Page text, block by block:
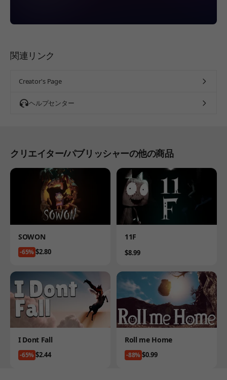
関連リンク
Creator's Page
ヘルプセンター
クリエイター/パブリッシャーの他の商品
Product
SOWON
-65%Price
$2.80
Product
11F
Price
$8.99
Product
I Dont Fall
-65%Price
$2.44
Product
Roll me Home
-88%Price
$0.99